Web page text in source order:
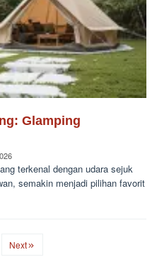
Glamping
terkenal dengan udara sejuk
semakin menjadi pilihan favorit
Next